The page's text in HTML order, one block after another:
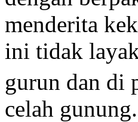
menderita
ini tidak
gurun dan di
celah gunung.